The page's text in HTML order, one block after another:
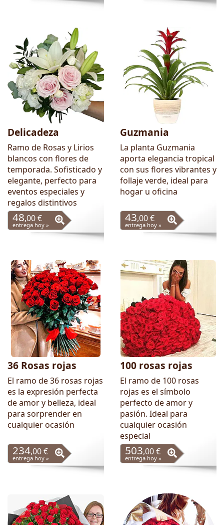
Delicadeza
Ramo de Rosas y Lirios
blancos con flores de
temporada. Sofisticado y
elegante, perfecto para
eventos especiales y
regalos distintivos
48,00 €
entrega hoy »
Guzmania
La planta Guzmania
aporta elegancia tropical
con sus flores vibrantes y
follaje verde, ideal para
hogar u oficina
43,00 €
entrega hoy »
36 Rosas rojas
El ramo de 36 rosas rojas
es la expresión perfecta
de amor y belleza, ideal
para sorprender en
cualquier ocasión
234,00 €
entrega hoy »
100 rosas rojas
El ramo de 100 rosas
rojas es el símbolo
perfecto de amor y
pasión. Ideal para
cualquier ocasión
especial
503,00 €
entrega hoy »